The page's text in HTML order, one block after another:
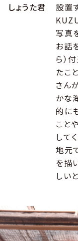
しょうた君 設置
写真
お話
ら）
たこ
さん
かな
的に
こと
して
地元
を描
しい